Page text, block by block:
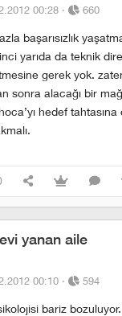
00:28 · 660
başarısızlık
yarıda da teknik
gerek yok.
sonra alacağı bir
hedef
yanan aile
00:10 · 594
bariz